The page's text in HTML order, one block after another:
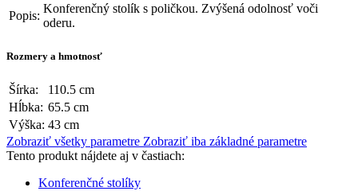
Popis:
Konferenčný stolík s poličkou. Zvýšená odolnosť voči
oderu.
Rozmery a hmotnosť
Šírka:
110.5 cm
Hĺbka: 65.5 cm
Výška: 43 cm
Zobraziť všetky parametre Zobraziť iba základné parametre
Tento produkt nájdete aj v častiach:
Konferenčné stolíky